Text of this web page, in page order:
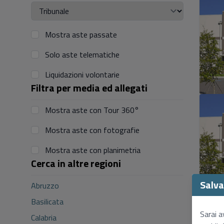
Mostra aste passate
Solo aste telematiche
Liquidazioni volontarie
Filtra per media ed allegati
Mostra aste con Tour 360°
Mostra aste con fotografie
Mostra aste con planimetria
Cerca in altre regioni
Abruzzo
Basilicata
Calabria
Sarai